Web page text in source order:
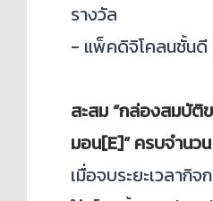
รางวัล
- แพ็คดิจิโคลนชั้นดี
สะสม “กล่องสมบัติ
มอน[E]”ครบจำนว
เมื่อจบระยะเวลากิจ